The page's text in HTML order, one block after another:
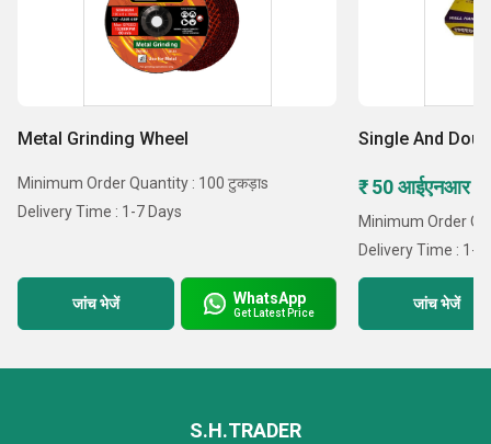
Metal Grinding Wheel
Minimum Order Quantity : 100 टुकड़ाs
Delivery Time : 1-7 Days
जांच भेजें WhatsApp
Get Latest Price
Single And
₹ 50 आईएनआर /
Minimum Order
Delivery Time : 1-7
जांच भेजें
S.H.TRADER